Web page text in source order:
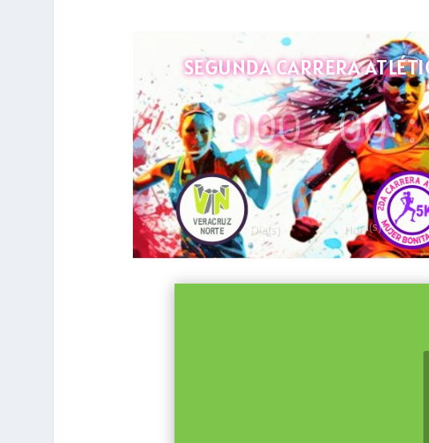
SEGUNDA CARRERA
000
Día(s)
: 00
Hora(s)
: